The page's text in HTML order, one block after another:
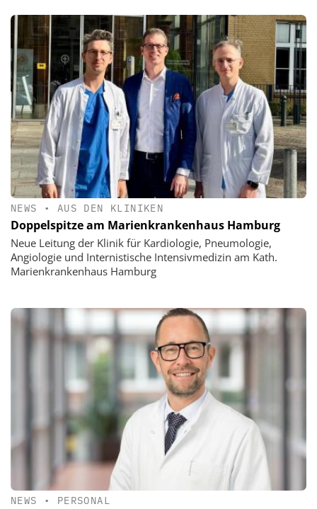
NEWS • AUS DEN KLINIKEN
Doppelspitze am Marienkrankenhaus Hamburg
Neue Leitung der Klinik für Kardiologie, Pneumologie,
Angiologie und Internistische Intensivmedizin am Kath.
Marienkrankenhaus Hamburg
NEWS • PERSONAL